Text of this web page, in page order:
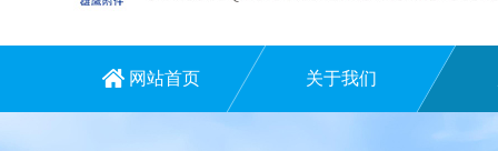
网站首页 关于我们